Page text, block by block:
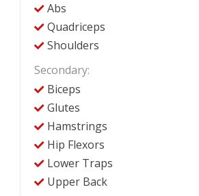
Abs
Quadriceps
Shoulders
Secondary:
Biceps
Glutes
Hamstrings
Hip Flexors
Lower Traps
Upper Back